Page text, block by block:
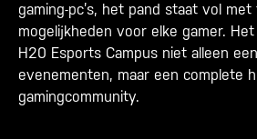
gaming-pc’s, het pand staat vol
mogelijkheden voor elke gamer.
H20 Esports Campus niet alleen
evenementen, maar een complete
gamingcommunity.